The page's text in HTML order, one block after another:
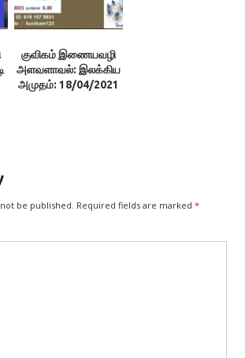
குவிகம் இணையவழி
அளவளாவல்: இலக்கிய
அமுதம்: 18/04/2021
be published. Required fields are marked *